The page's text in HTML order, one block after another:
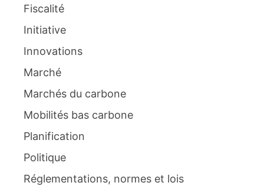
Fiscalité
Initiative
Innovations
Marché
Marchés du carbone
Mobilités bas carbone
Planification
Politique
Réglementations, normes et lois